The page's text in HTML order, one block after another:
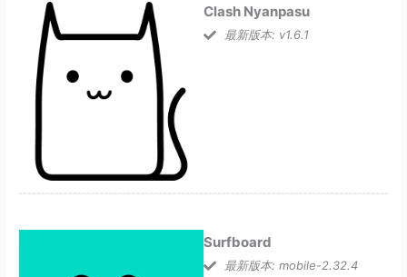
Clash Nyanpasu
最新版本: v1.6.1
Surfboard
最新版本: mobile-2.32.4